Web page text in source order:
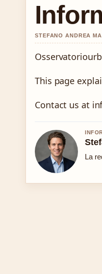
STEFANO ANDREA
This page
Contact us at
La